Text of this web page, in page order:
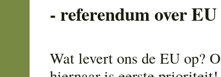
- referendum over
Wat levert ons de EU op?